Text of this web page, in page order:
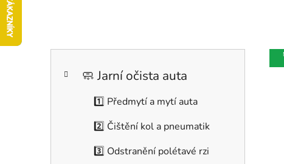
P
kategorie
K
🧼 Jarní očista auta
1️⃣ Předmytí a mytí auta
2️⃣ Čištění kol a pneumatik
3️⃣ Odstranění polétavé rzi